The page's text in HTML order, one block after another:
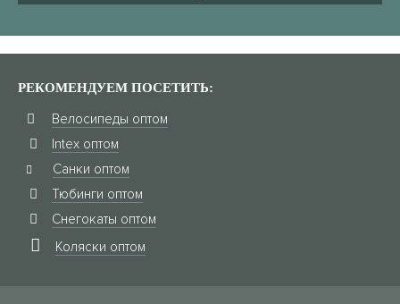
РЕКОМЕНДУЕМ ПОСЕТИТЬ:
Велосипеды оптом
Intex оптом
Санки оптом
Тюбинги оптом
Снегокаты оптом
Коляски оптом